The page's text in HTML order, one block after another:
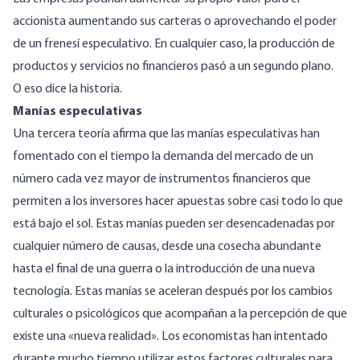
accionista aumentando sus carteras o aprovechando el poder
de un frenesí especulativo. En cualquier caso, la producción de
productos y servicios no financieros pasó a un segundo plano.
O eso dice la historia.
Manías especulativas
Una tercera teoría afirma que las manías especulativas han
fomentado con el tiempo la demanda del mercado de un
número cada vez mayor de instrumentos financieros que
permiten a los inversores hacer apuestas sobre casi todo lo que
está bajo el sol. Estas manías pueden ser desencadenadas por
cualquier número de causas, desde una cosecha abundante
hasta el final de una guerra o la introducción de una nueva
tecnología. Estas manías se aceleran después por los cambios
culturales o psicológicos que acompañan a la percepción de que
existe una «nueva realidad». Los economistas han intentado